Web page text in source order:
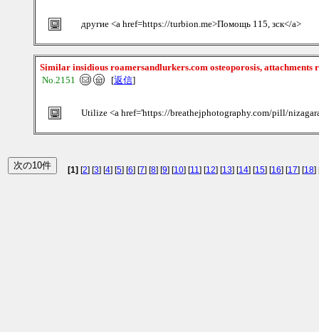
другие <a href=https://turbion.me>Помощь 115, зск</a>
Similar insidious roamersandlurkers.com osteoporosis,
No.2151
[返信]
Utilize <a href='https://breathejphotography.com/pill/
[1] [2] [3] [4] [5] [6] [7] [8] [9] [10] [11] [12] [13] [14] [15] [16] [17] [18]